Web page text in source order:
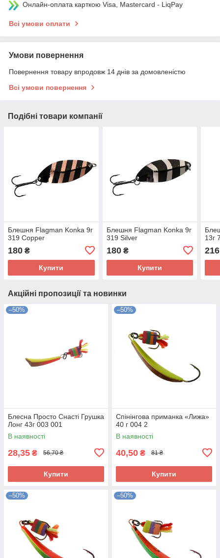
Онлайн-оплата карткою Visa, Mastercard - LiqPay
Всі умови оплати
Умови повернення
Повернення товару впродовж 14 днів за домовленістю
Всі умови повернення
Подібні товари компанії
Блешня Flagman Konka 9г
319 Copper
180 ₴
Купити
Блешня Flagman Konka 9г
319 Silver
180₴
Купити
13г
216
Акційні пропозиції та новинки
–50%
Блесна Просто Снасті Грушка
Лонг 43г 003 001
В наявності
28,35 ₴ 56,70 ₴
Купити
–50%
Спінінгова приманка «Лижа»
40 г 004 2
В наявності
40,50 ₴ 81 ₴
Купити
–50% –50%